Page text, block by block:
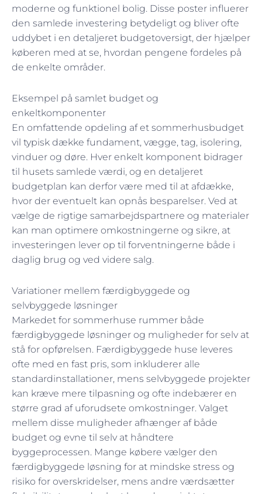
moderne og funktionel bolig. Disse poster influerer
den samlede investering betydeligt og bliver ofte
uddybet i en detaljeret budgetoversigt, der hjælper
køberen med at se, hvordan pengene fordeles på
de enkelte områder.
Eksempel på samlet budget og
enkeltkomponenter
En omfattende opdeling af et sommerhusbudget
vil typisk dække fundament, vægge, tag, isolering,
vinduer og døre. Hver enkelt komponent bidrager
til husets samlede værdi, og en detaljeret
budgetplan kan derfor være med til at afdække,
hvor der eventuelt kan opnås besparelser. Ved at
vælge de rigtige samarbejdspartnere og materialer
kan man optimere omkostningerne og sikre, at
investeringen lever op til forventningerne både i
daglig brug og ved videre salg.
Variationer mellem færdigbyggede og
selvbyggede løsninger
Markedet for sommerhuse rummer både
færdigbyggede løsninger og muligheder for selv at
stå for opførelsen. Færdigbyggede huse leveres
ofte med en fast pris, som inkluderer alle
standardinstallationer, mens selvbyggede projekter
kan kræve mere tilpasning og ofte indebærer en
større grad af uforudsete omkostninger. Valget
mellem disse muligheder afhænger af både
budget og evne til selv at håndtere
byggeprocessen. Mange købere vælger den
færdigbyggede løsning for at mindske stress og
risiko for overskridelser, mens andre værdsætter